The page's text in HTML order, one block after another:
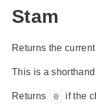
Stam
Returns the
This is a
Returns 0 if the